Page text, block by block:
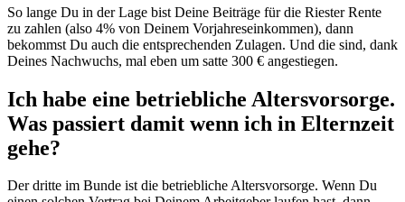
So lange Du in der Lage bist Deine Beiträge für die Riester Rente
zu zahlen (also 4% von Deinem Vorjahreseinkommen), dann
bekommst Du auch die entsprechenden Zulagen. Und die sind, dank
Deines Nachwuchs, mal eben um satte 300 € angestiegen.
Ich habe eine betriebliche Altersvorsorge.
Was passiert damit wenn ich in Elternzeit
gehe?
Der dritte im Bunde ist die betriebliche Altersvorsorge. Wenn Du